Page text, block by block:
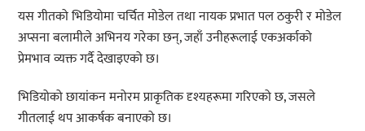
यस गीतको भिडियोमा चर्चित मोडेल तथा नायक प्रभात पल ठकुरी र मोडेल
अप्सना बलामीले अभिनय गरेका छन्, जहाँ उनीहरूलाई एकअर्काको
प्रेमभाव व्यक्त गर्दै देखाइएको छ।
भिडियोको छायांकन मनोरम प्राकृतिक दृश्यहरूमा गरिएको छ, जसले
गीतलाई थप आकर्षक बनाएको छ।